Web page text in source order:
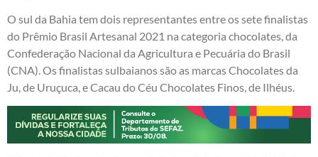
O sul da Bahia tem dois representantes entre os sete finalistas
do Prêmio Brasil Artesanal 2021 na categoria chocolates, da
Confederação Nacional da Agricultura e Pecuária do Brasil
(CNA). Os finalistas sulbaianos são as marcas Chocolates da
Ju, de Uruçuca, e Cacau do Céu Chocolates Finos, de Ilhéus.